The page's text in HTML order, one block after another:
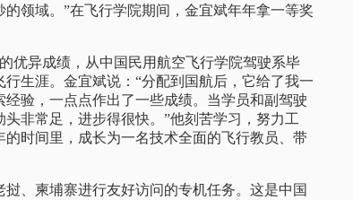
领域。”在飞行学院期间，金宜斌年年拿一等奖
优异成绩，从中国民用航空飞行学院驾驶系毕
生涯。金宜斌说：“分配到国航后，它给了我一
验，一点点作出了一些成绩。当学员和副驾驶
非常足，进步得很快。”他刻苦学习，努力工
时间里，成长为一名技术全面的飞行教员、带
、柬埔寨进行友好访问的专机任务。这是中国